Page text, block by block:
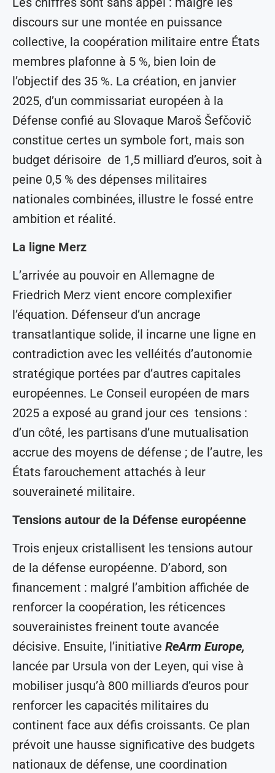
discours sur une montée en puissance
collective, la coopération militaire entre États
membres plafonne à 5 %, bien loin de
l’objectif des 35 %. La création, en janvier
2025, d’un commissariat européen à la
Défense confié au Slovaque Maroš Šefčovič
constitue certes un symbole fort, mais son
budget dérisoire de 1,5 milliard d’euros, soit à
peine 0,5 % des dépenses militaires
nationales combinées, illustre le fossé entre
ambition et réalité.
La ligne Merz
L’arrivée au pouvoir en Allemagne de
Friedrich Merz vient encore complexifier
l’équation. Défenseur d’un ancrage
transatlantique solide, il incarne une ligne en
contradiction avec les velléités d’autonomie
stratégique portées par d’autres capitales
européennes. Le Conseil européen de mars
2025 a exposé au grand jour ces tensions :
d’un côté, les partisans d’une mutualisation
accrue des moyens de défense ; de l’autre, les
États farouchement attachés à leur
souveraineté militaire.
Tensions autour de la Défense européenne
Trois enjeux cristallisent les tensions autour
de la défense européenne. D’abord, son
financement : malgré l’ambition affichée de
renforcer la coopération, les réticences
souverainistes freinent toute avancée
décisive. Ensuite, l’initiative ReArm Europe,
lancée par Ursula von der Leyen, qui vise à
mobiliser jusqu’à 800 milliards d’euros pour
renforcer les capacités militaires du
continent face aux défis croissants. Ce plan
prévoit une hausse significative des budgets
nationaux de défense, une coordination